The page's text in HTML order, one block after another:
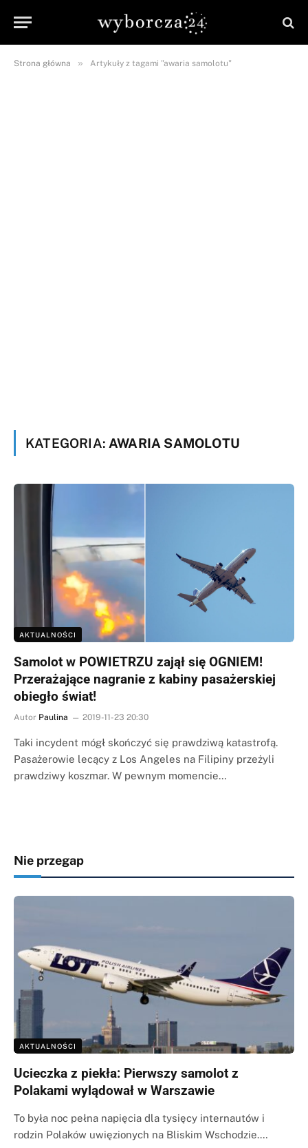
Strona główna » Artykuły z tagami "awaria samolotu"
KATEGORIA: AWARIA SAMOLOTU
AKTUALNOŚCI
Samolot w POWIETRZU zajął się OGNIEM!
Przerażające nagranie z kabiny pasażerskiej
obiegło świat!
Autor Paulina 2019-11-23 20:30
Taki incydent mógł skończyć się prawdziwą katastrofą.
Pasażerowie lecący z Los Angeles na Filipiny przeżyli
prawdziwy koszmar. W pewnym momencie…
Nie przegap
AKTUALNOŚCI
Ucieczka z piekła: Pierwszy samolot z
Polakami wylądował w Warszawie
To była noc pełna napięcia dla tysięcy internautów i
rodzin Polaków uwięzionych na Bliskim Wschodzie.…